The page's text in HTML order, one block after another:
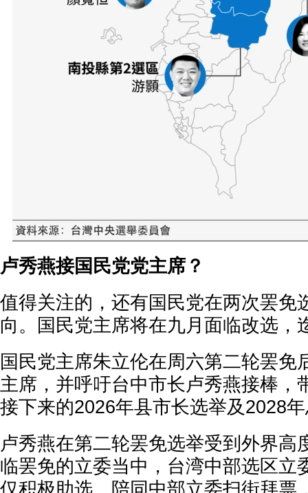
卢秀燕接国民党党主席？
值得关注的，还有国民党在两次罢免
向。国民党主席将在九月面临改选，
国民党主席朱立伦在周六第二轮罢免
主席，并呼吁台中市长卢秀燕接棒，
接下来的2026年县市长选举及2028
卢秀燕在第二轮罢免选举受到外界高
临罢免的立委当中，台湾中部选区立
仅积极助选、陪同中部立委扫街拜票